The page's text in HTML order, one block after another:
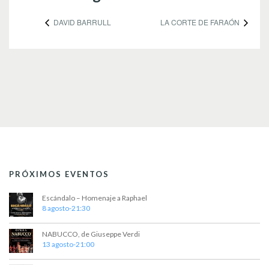
DAVID BARRULL LA CORTE DE FARAÓN
PRÓXIMOS EVENTOS
Escándalo – Homenaje a Raphael
8 agosto-21:30
NABUCCO, de Giuseppe Verdi
13 agosto-21:00